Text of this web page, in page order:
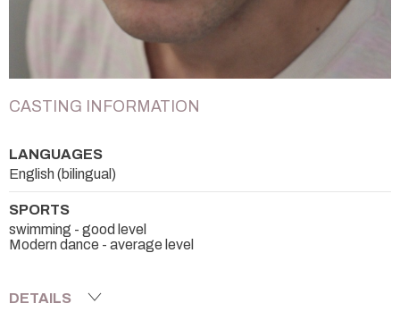
CASTING INFORMATION
LANGUAGES
English (bilingual)
SPORTS
swimming - good level
Modern dance - average level
DETAILS